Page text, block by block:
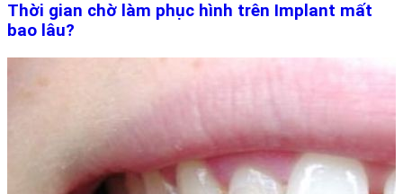
Thời gian chờ làm phục hình trên Implant mất
bao lâu?